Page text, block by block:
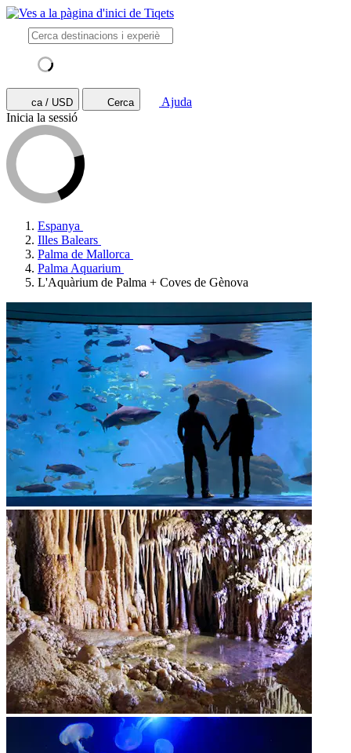
ca / USD Cerca
Ajuda
Inicia la sessió
Espanya
Illes Balears
Palma de Mallorca
Palma Aquarium
L'Aquàrium de Palma + Coves de Gènova